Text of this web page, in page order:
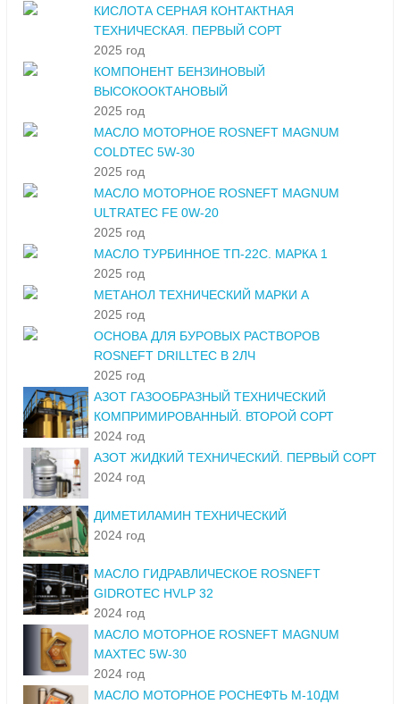
КИСЛОТА СЕРНАЯ КОНТАКТНАЯ
ТЕХНИЧЕСКАЯ. ПЕРВЫЙ СОРТ
2025 год
КОМПОНЕНТ БЕНЗИНОВЫЙ
ВЫСОКООКТАНОВЫЙ
2025 год
МАСЛО МОТОРНОЕ ROSNEFT MAGNUM
COLDTEC 5W-30
2025 год
МАСЛО МОТОРНОЕ ROSNEFT MAGNUM
ULTRATEC FE 0W-20
2025 год
МАСЛО ТУРБИННОЕ ТП-22С. МАРКА 1
2025 год
МЕТАНОЛ ТЕХНИЧЕСКИЙ МАРКИ А
2025 год
ОСНОВА ДЛЯ БУРОВЫХ РАСТВОРОВ
ROSNEFT DRILLTEC В 2ЛЧ
2025 год
АЗОТ ГАЗООБРАЗНЫЙ ТЕХНИЧЕСКИЙ
КОМПРИМИРОВАННЫЙ. ВТОРОЙ СОРТ
2024 год
АЗОТ ЖИДКИЙ ТЕХНИЧЕСКИЙ. ПЕРВЫЙ СОРТ
2024 год
ДИМЕТИЛАМИН ТЕХНИЧЕСКИЙ
2024 год
МАСЛО ГИДРАВЛИЧЕСКОЕ ROSNEFT
GIDROTEC HVLP 32
2024 год
МАСЛО МОТОРНОЕ ROSNEFT MAGNUM
MAXTEC 5W-30
2024 год
МАСЛО МОТОРНОЕ РОСНЕФТЬ М-10ДМ